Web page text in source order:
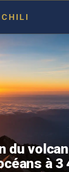
CHILI
du
à 3